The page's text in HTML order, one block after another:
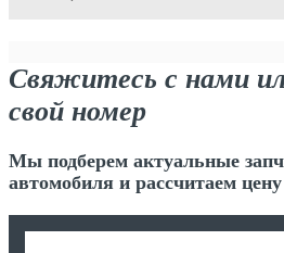
Свяжитесь с нами
свой номер
Мы подберем актуальные
автомобиля и рассчитаем цену